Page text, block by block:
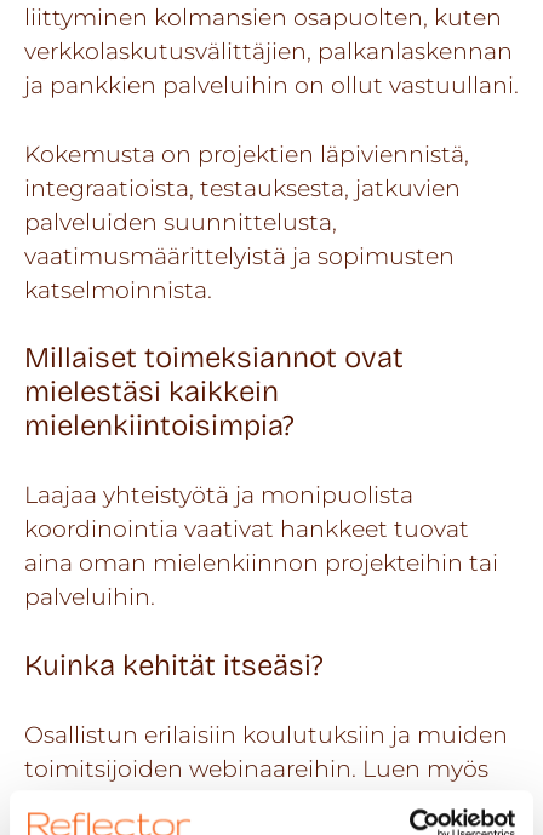
liittyminen kolmansien osapuolten, kuten
verkkolaskutusvälittäjien, palkanlaskennan
ja pankkien palveluihin on ollut vastuullani.
Kokemusta on projektien läpiviennistä,
integraatioista, testauksesta, jatkuvien
palveluiden suunnittelusta,
vaatimusmäärittelyistä ja sopimusten
katselmoinnista.
Millaiset toimeksiannot ovat
mielestäsi kaikkein
mielenkiintoisimpia?
Laajaa yhteistyötä ja monipuolista
koordinointia vaativat hankkeet tuovat
aina oman mielenkiinnon projekteihin tai
palveluihin.
Kuinka kehität itseäsi?
Osallistun erilaisiin koulutuksiin ja muiden
toimitsijoiden webinaareihin. Luen myös
paljon artikkeleita ja uutisia netin kautta.